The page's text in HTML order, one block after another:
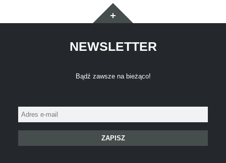
Widgety
NEWSLETTER
Bądź zawsze na bieżąco!
Adres
e-